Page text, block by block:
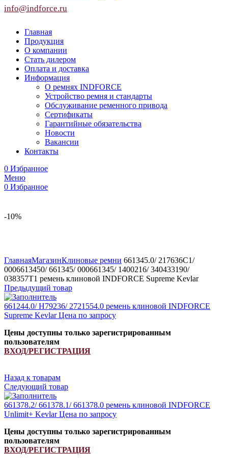
info@indforce.ru
Главная
Продукция
О компании
Стать дилером
Оплата и доставка
Информация
О ремнях INDFORCE
Устройство ремня и стандарты
Обслуживание ременного привода
Сертификаты
Гарантийные обязательства
Новости
Вакансии
Контакты
0 Избранное
Меню
0 Избранное
-10%
ГлавнаяМагазинКлиновые ремни 661345.0/ 217636C1/
0006613450/ 661345/ 000661345/ 1400216/ 340433190/
038357T1 ремень клиновой INDFORCE Supreme Kevlar
Предыдущий товар
661244.0/ H79236/ 2721554.0 ремень клиновой INDFORCE
Supreme KevlarЦена по запросу
Цены доступны только зарегистрированным
пользователям
ВХОД/РЕГИСТРАЦИЯ
Назад к товарам
Следующий товар
661378.2/ 661378.1/ 661378.0 ремень клиновой INDFORCE
Unlimit+ KevlarЦена по запросу
Цены доступны только зарегистрированным
пользователям
ВХОД/РЕГИСТРАЦИЯ